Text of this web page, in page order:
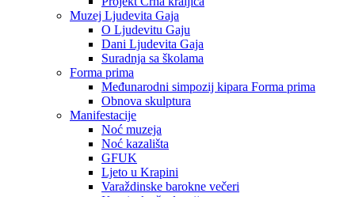
Muzej Ljudevita Gaja
O Ljudevitu Gaju
Dani Ljudevita Gaja
Suradnja sa školama
Forma prima
Međunarodni simpozij kipara Forma prima
Obnova skulptura
Manifestacije
Noć muzeja
Noć kazališta
GFUK
Ljeto u Krapini
Varaždinske barokne večeri